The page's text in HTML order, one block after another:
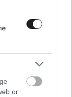
or
🏁